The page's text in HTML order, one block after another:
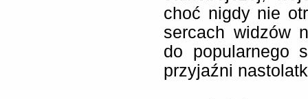
choć nigdy nie
sercach widzów
do popularnego
przyjaźni